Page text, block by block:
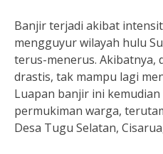
Banjir terjadi akibat
mengguyur wilayah hulu
terus-menerus. Akibatnya,
drastis, tak mampu lagi
Luapan banjir ini
permukiman warga,
Desa Tugu Selatan,